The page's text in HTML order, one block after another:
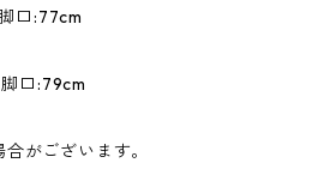
口:77cm
口:79cm
がございます。